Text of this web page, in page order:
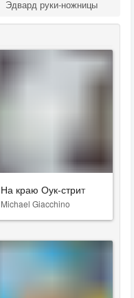
Эдвард руки-ножницы
На краю Оук-стрит
Michael Giacchino